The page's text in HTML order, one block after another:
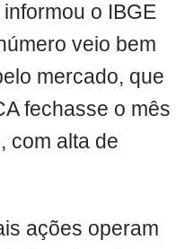
o IBGE
veio bem
mercado, que
fechasse o mês
com alta de
ações operam